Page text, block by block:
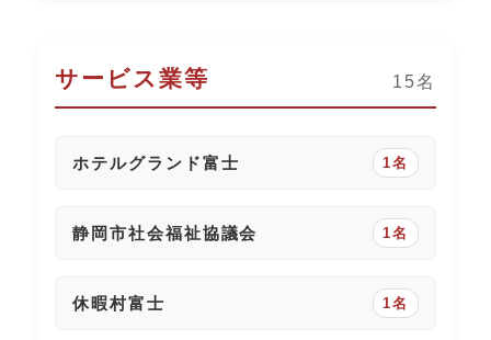
サービス業等 15名
ホテルグランド富士 1名
静岡市社会福祉協議会 1名
休暇村富士 1名